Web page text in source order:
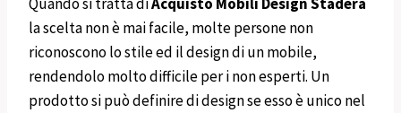
la scelta non è mai facile, molte persone non
riconoscono lo stile ed il design di un mobile,
rendendolo molto difficile per i non esperti. Un
prodotto si può definire di design se esso è unico nel